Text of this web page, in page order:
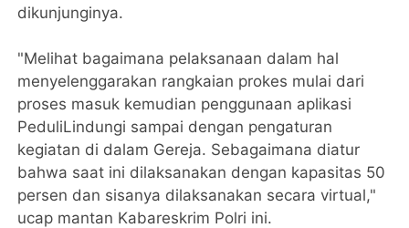
dikunjunginya.
"Melihat bagaimana pelaksanaan dalam hal
menyelenggarakan rangkaian prokes mulai dari
proses masuk kemudian penggunaan aplikasi
PeduliLindungi sampai dengan pengaturan
kegiatan di dalam Gereja. Sebagaimana diatur
bahwa saat ini dilaksanakan dengan kapasitas 50
persen dan sisanya dilaksanakan secara virtual,"
ucap mantan Kabareskrim Polri ini.